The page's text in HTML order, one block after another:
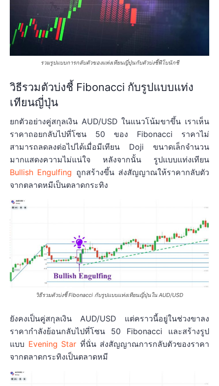
รวมรูปแบบการกลับตัวของแท่งเทียนญี่ปุ่นกับตัวบ่งชี้ฟีโบนักชี
วิธีรวมตัวบ่งชี้ Fibonacci กับรูปแบบแท่ง
เทียนญี่ปุ่น
ยกตัวอย่างคู่สกุลเงิน AUD/USD ในแนวโน้มขาขึ้น เราเห็น
ราคาถอยกลับไปที่โซน 50 ของ Fibonacci ราคาไม่
สามารถลดลงต่อไปได้เมื่อมีเทียน Doji ขนาดเล็กจำนวน
มากแสดงความไม่แน่ใจ หลังจากนั้น รูปแบบแท่งเทียน
Bullish Engulfing ถูกสร้างขึ้น ส่งสัญญาณให้ราคากลับตัว
จากตลาดหมีเป็นตลาดกระทิง
วิธีรวมตัวบ่งชี้ Fibonacci กับรูปแบบแท่งเทียนญี่ปุ่นใน AUD/USD
ยังคงเป็นคู่สกุลเงิน AUD/USD แต่คราวนี้อยู่ในช่วงขาลง
ราคากำลังย้อนกลับไปที่โซน 50 Fibonacci และสร้างรูป
แบบ Evening Star ที่นั่น ส่งสัญญาณการกลับตัวของราคา
จากตลาดกระทิงเป็นตลาดหมี